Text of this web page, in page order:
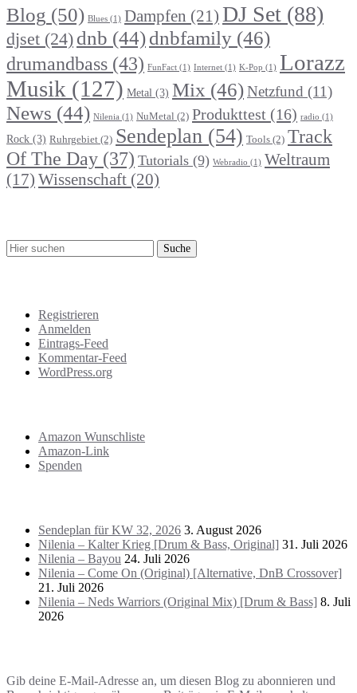
Blog (50) Blues (1) Dampfen (21) DJ Set (88)
djset (24) dnb (44)dnbfamily (46)
drumandbass (43) FunFact (1) Internet (1) K-Pop (1) Lorazz
Musik (127) Metal (3) Mix (46)Netzfund (11)
News (44) Nilenia (1) NuMetal (2) Produkttest (16) radio (1)
Rock (3) Ruhrgebiet (2) Sendeplan (54) Tools (2) Track
Of The Day (37) Tutorials (9) Webradio (1) Weltraum
(17) Wissenschaft (20)
Registrieren
Anmelden
Eintrags-Feed
Kommentar-Feed
WordPress.org
Amazon Wunschliste
Amazon-Link
Spenden
Sendeplan für KW 32, 2026 3. August 2026
Nilenia – Kalter Krieg [Drum & Bass, Original] 31. Juli 2026
Nilenia – Bayou 24. Juli 2026
Nilenia – Come On (Original) [Alternative, DnB Crossover]
21. Juli 2026
Nilenia – Neds Warriors (Original Mix) [Drum & Bass] 8. Juli
2026
Gib deine E-Mail-Adresse an, um diesen Blog zu abonnieren und